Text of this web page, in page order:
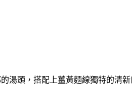
頭，搭配上薑黃麵線獨特的清新